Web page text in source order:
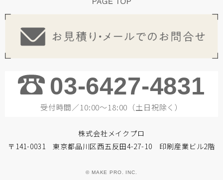
03-6427-4831
受付時間／10:00～18:00（土日祝除く）
株式会社メイクプロ
〒141-0031 東京都品川区西五反田4-27-10 印刷産業ビル2階
© MAKE PRO. INC.